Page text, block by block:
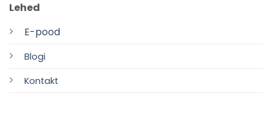
Lehed
E-pood
Blogi
Kontakt